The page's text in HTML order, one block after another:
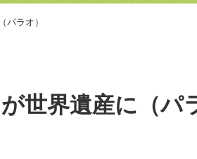
パラオ）
世界遺産に（パ